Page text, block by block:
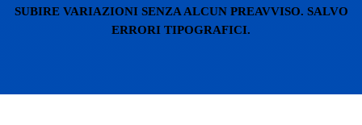
SUBIRE VARIAZIONI SENZA ALCUN PREAVVISO. SALVO
ERRORI TIPOGRAFICI.